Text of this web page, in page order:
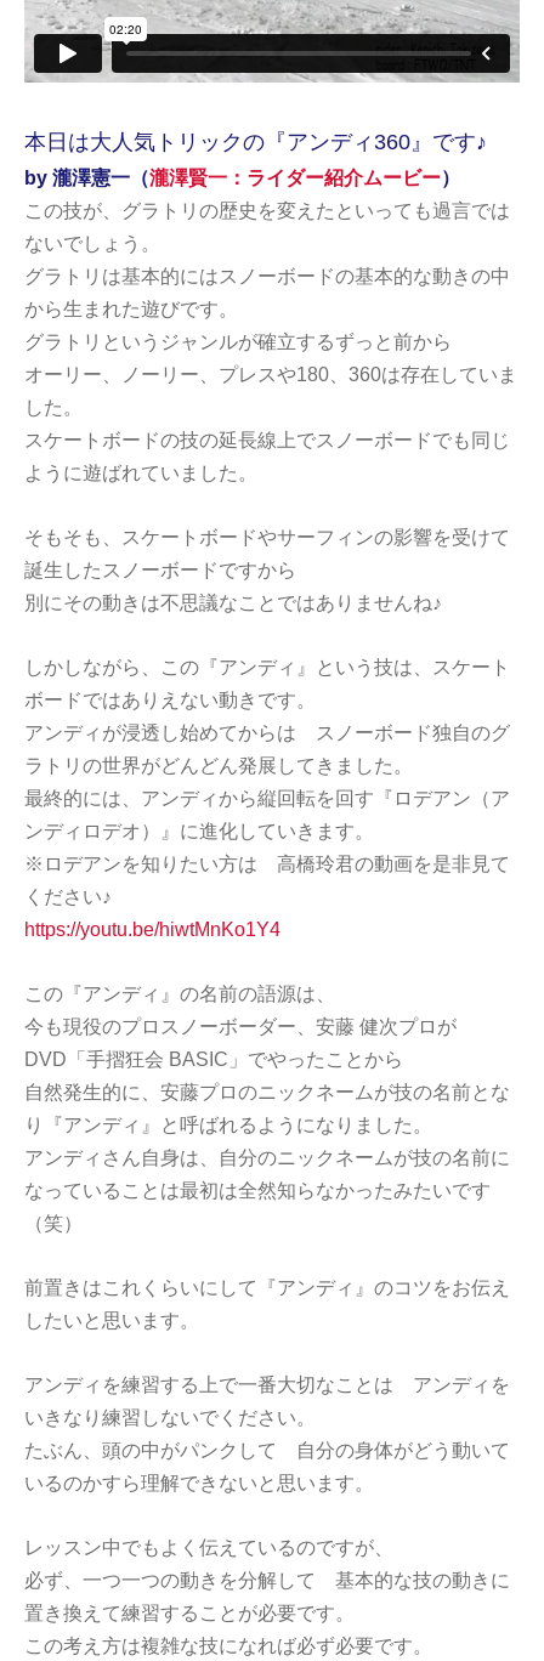
本日は大人気トリックの『アンディ360』です♪
by 瀧澤憲一（瀧澤賢一：ライダー紹介ムービー）
この技が、グラトリの歴史を変えたといっても過言では
ないでしょう。
グラトリは基本的にはスノーボードの基本的な動きの中
から生まれた遊びです。
グラトリというジャンルが確立するずっと前から
オーリー、ノーリー、プレスや180、360は存在していま
した。
スケートボードの技の延長線上でスノーボードでも同じ
ように遊ばれていました。
そもそも、スケートボードやサーフィンの影響を受けて
誕生したスノーボードですから
別にその動きは不思議なことではありませんね♪
しかしながら、この『アンディ』という技は、スケート
ボードではありえない動きです。
アンディが浸透し始めてからは スノーボード独自のグ
ラトリの世界がどんどん発展してきました。
最終的には、アンディから縦回転を回す『ロデアン（ア
ンディロデオ）』に進化していきます。
※ロデアンを知りたい方は 高橋玲君の動画を是非見て
ください♪
https://youtu.be/hiwtMnKo1Y4
この『アンディ』の名前の語源は、
今も現役のプロスノーボーダー、安藤 健次プロが
DVD「手摺狂会 BASIC」でやったことから
自然発生的に、安藤プロのニックネームが技の名前とな
り『アンディ』と呼ばれるようになりました。
アンディさん自身は、自分のニックネームが技の名前に
なっていることは最初は全然知らなかったみたいです
（笑）
前置きはこれくらいにして『アンディ』のコツをお伝え
したいと思います。
アンディを練習する上で一番大切なことは アンディを
いきなり練習しないでください。
たぶん、頭の中がパンクして 自分の身体がどう動いて
いるのかすら理解できないと思います。
レッスン中でもよく伝えているのですが、
必ず、一つ一つの動きを分解して 基本的な技の動きに
置き換えて練習することが必要です。
この考え方は複雑な技になれば必ず必要です。